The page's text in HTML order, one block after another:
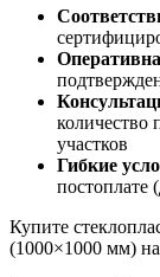
количество
участков
Гибкие
постоплате
Купите
(1000×1000 мм)